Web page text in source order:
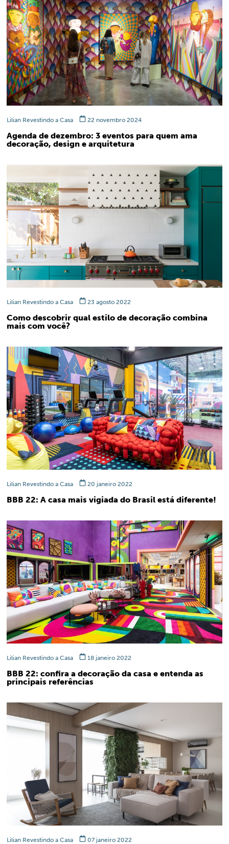
Lilian Revestindo a Casa 22 novembro 2024
Agenda de dezembro: 3 eventos para quem ama
decoração, design e arquitetura
Lilian Revestindo a Casa 23 agosto 2022
Como descobrir qual estilo de decoração combina
mais com você?
Lilian Revestindo a Casa 20 janeiro 2022
BBB 22: A casa mais vigiada do Brasil está diferente!
Lilian Revestindo a Casa 18 janeiro 2022
BBB 22: confira a decoração da casa e entenda as
principais referências
Lilian Revestindo a Casa 07 janeiro 2022